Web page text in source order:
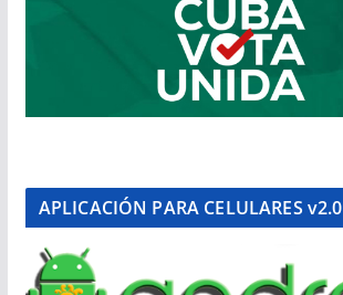
APLICACIÓN PARA CELULARES v2.0